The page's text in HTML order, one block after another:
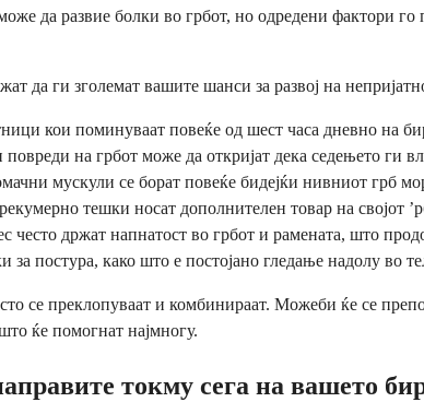
да развие болки во грбот, но одредени фактори
да ги зголемат вашите шанси за развој на
кои поминуваат повеќе од шест часа дневно на
повреди на грбот може да откријат дека седењето ги
мускули се борат повеќе бидејќи нивниот грб
тешки носат дополнителен товар на својот
често држат напнатост во грбот и рамената, што
за постура, како што е постојано гледање надолу во
се преклопуваат и комбинираат. Можеби ќе се
ќе помогнат најмногу.
токму сега на вашето